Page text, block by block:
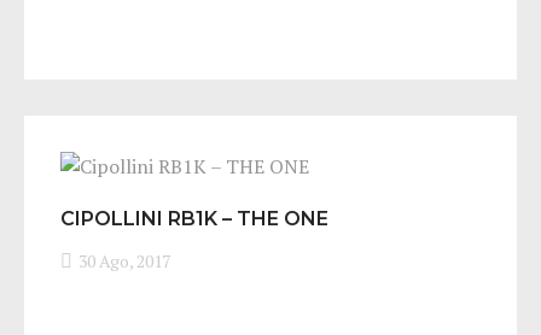
CIPOLLINI RB1K – THE ONE
30 Ago, 2017